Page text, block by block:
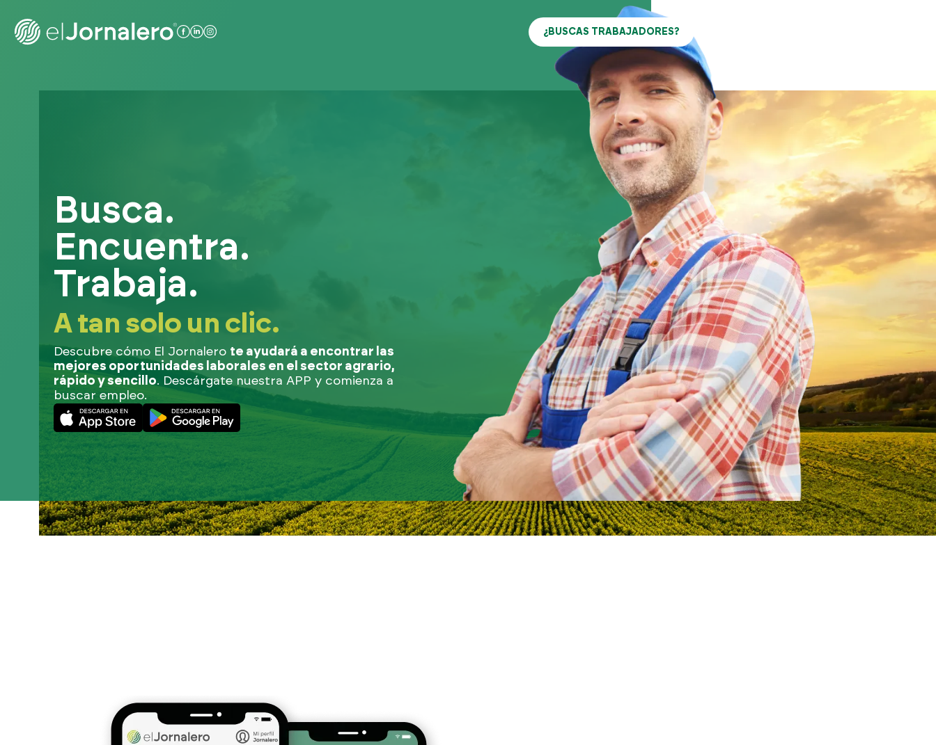
¿BUSCAS TRABAJADORES?
Busca.
Encuentra.
Trabaja.
A tan solo un clic.
Descubre cómo El Jornalero te ayudará a encontrar las
mejores oportunidades laborales en el sector agrario,
rápido y sencillo. Descárgate nuestra APP y comienza a
buscar empleo.